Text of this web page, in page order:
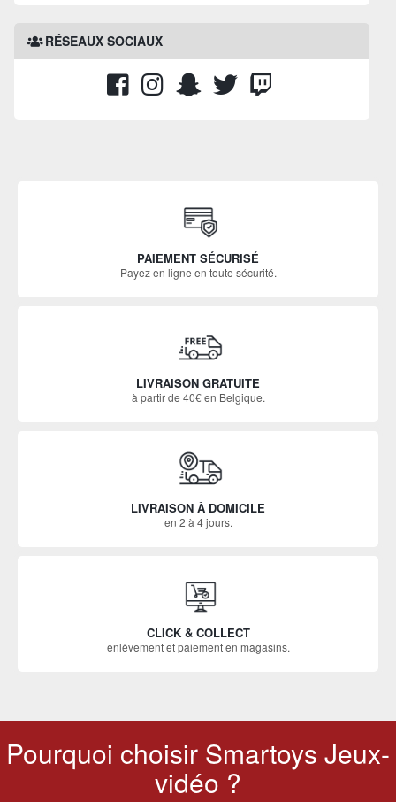
RÉSEAUX SOCIAUX
PAIEMENT SÉCURISÉ
Payez en ligne en toute sécurité.
LIVRAISON GRATUITE
à partir de 40€ en Belgique.
LIVRAISON À DOMICILE
en 2 à 4 jours.
CLICK & COLLECT
enlèvement et paiement en magasins.
Pourquoi choisir Smartoys Jeux-
vidéo ?